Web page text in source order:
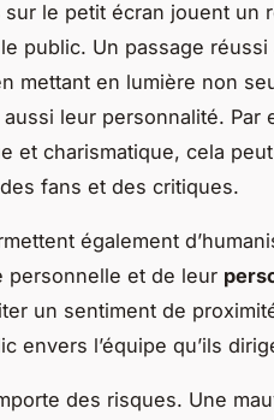
sur le petit écran jouent un
public. Un passage
mettant en lumière non
leur personnalité. Par
et charismatique, cela
fans et des critiques.
également
personnelle et de leur
un sentiment de
envers l’équipe qu’ils
des risques. Une